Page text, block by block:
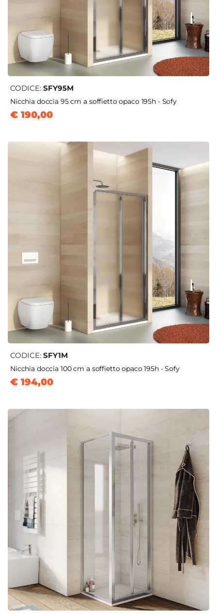
CODICE: SFY95M
Nicchia doccia 95 cm a soffietto opaco 195h - Sofy
€ 190,00
CODICE: SFY1M
Nicchia doccia 100 cm a soffietto opaco 195h - Sofy
€ 194,00